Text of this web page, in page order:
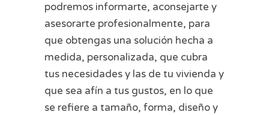
podremos informarte, aconsejarte y
asesorarte profesionalmente, para
que obtengas una solución hecha a
medida, personalizada, que cubra
tus necesidades y las de tu vivienda y
que sea afín a tus gustos, en lo que
se refiere a tamaño, forma, diseño y